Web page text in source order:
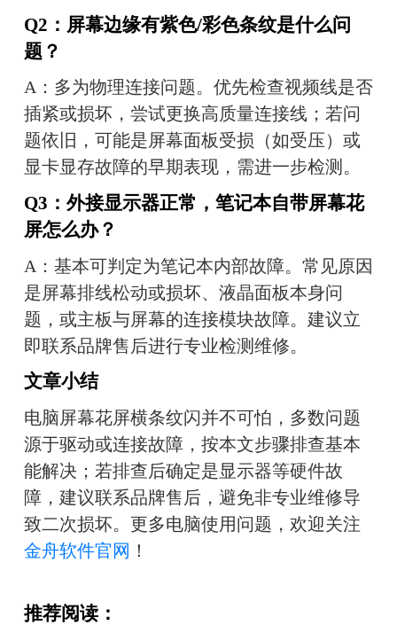
Q2：屏幕边缘有紫色/彩色条纹是什么问
题？
A：多为物理连接问题。优先检查视频线是否
插紧或损坏，尝试更换高质量连接线；若问
题依旧，可能是屏幕面板受损（如受压）或
显卡显存故障的早期表现，需进一步检测。
Q3：外接显示器正常，笔记本自带屏幕花
屏怎么办？
A：基本可判定为笔记本内部故障。常见原因
是屏幕排线松动或损坏、液晶面板本身问
题，或主板与屏幕的连接模块故障。建议立
即联系品牌售后进行专业检测维修。
文章小结
电脑屏幕花屏横条纹闪并不可怕，多数问题
源于驱动或连接故障，按本文步骤排查基本
能解决；若排查后确定是显示器等硬件故
障，建议联系品牌售后，避免非专业维修导
致二次损坏。更多电脑使用问题，欢迎关注
金舟软件官网 ！
推荐阅读：